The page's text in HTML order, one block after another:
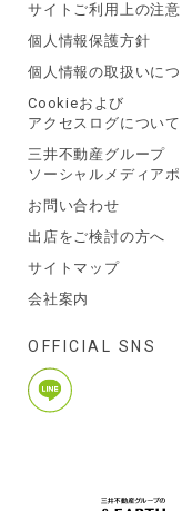
サイトご利用上の注意
個人情報保護方針
個人情報の取扱いに
Cookieおよび
アクセスログについて
三井不動産グループ
ソーシャルメディア
お問い合わせ
出店をご検討の方へ
サイトマップ
会社案内
OFFICIAL SNS